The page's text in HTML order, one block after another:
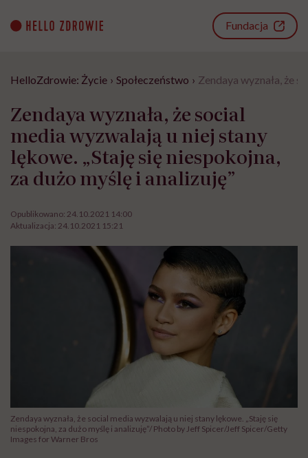
content
Fundacja
HelloZdrowie: Życie › Społeczeństwo › Zendaya wyznała, że
Zendaya wyznała, że social
media wyzwalają u niej stany
lękowe. „Staję się niespokojna,
za dużo myślę i analizuję”
Opublikowano: 24.10.2021 14:00
Aktualizacja: 24.10.2021 15:21
Zendaya wyznała, że social media wyzwalają u niej stany lękowe. „Staję się
niespokojna, za dużo myślę i analizuję”/ Photo by Jeff Spicer/Jeff Spicer/Getty
Images for Warner Bros